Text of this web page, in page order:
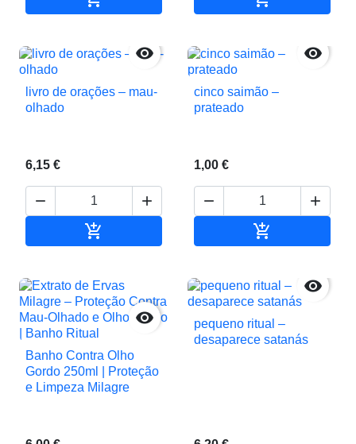

livro de orações – mau-
olhado
6,15 €
 


cinco saimão –
prateado
1,00 €
 


Banho Contra Olho
Gordo 250ml | Proteção
e Limpeza Milagre

pequeno ritual –
desaparece satanás